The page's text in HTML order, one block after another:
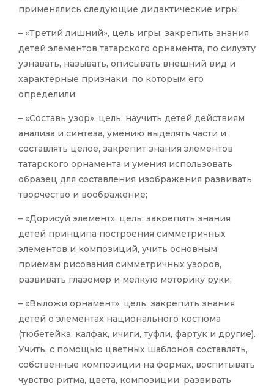
применялись следующие дидактические игры:
– «Третий лишний», цель игры: закрепить знания
детей элементов татарского орнамента, по силуэту
узнавать, называть, описывать внешний вид и
характерные признаки, по которым его
определили;
– «Составь узор», цель: научить детей действиям
анализа и синтеза, умению выделять части и
составлять целое, закрепит знания элементов
татарского орнамента и умения использовать
образец для составления изображения развивать
творчество и воображение;
– «Дорисуй элемент», цель: закрепить знания
детей принципа построения симметричных
элементов и композиций, учить основным
приемам рисования симметричных узоров,
развивать глазомер и мелкую моторику руки;
– «Выложи орнамент», цель: закрепить знания
детей о элементах национального костюма
(тюбетейка, калфак, ичиги, туфли, фартук и другие).
Учить, с помощью цветных шаблонов составлять,
собственные композиции на формах, воспитывать
чувство ритма, цвета, композиции, развивать